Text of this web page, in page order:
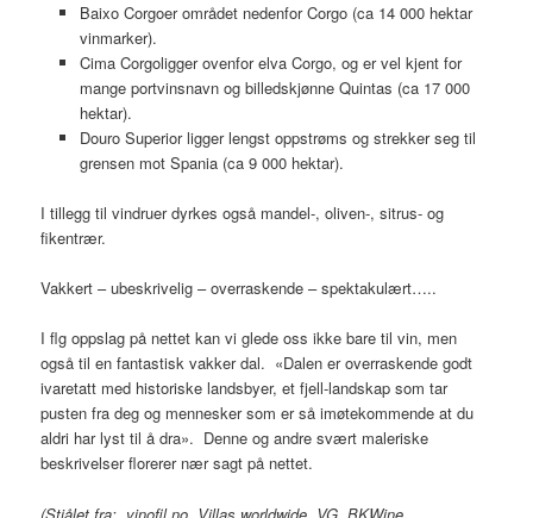
Baixo Corgoer området nedenfor Corgo (ca 14 000 hektar
vinmarker).
Cima Corgoligger ovenfor elva Corgo, og er vel kjent for
mange portvinsnavn og billedskjønne Quintas (ca 17 000
hektar).
Douro Superior ligger lengst oppstrøms og strekker seg til
grensen mot Spania (ca 9 000 hektar).
I tillegg til vindruer dyrkes også mandel-, oliven-, sitrus- og
fikentrær.
Vakkert – ubeskrivelig – overraskende – spektakulært…..
I flg oppslag på nettet kan vi glede oss ikke bare til vin, men
også til en fantastisk vakker dal. «Dalen er overraskende godt
ivaretatt med historiske landsbyer, et fjell-landskap som tar
pusten fra deg og mennesker som er så imøtekommende at du
aldri har lyst til å dra». Denne og andre svært maleriske
beskrivelser florerer nær sagt på nettet.
(Stjålet fra: vinofil.no, Villas worldwide, VG, BKWine,